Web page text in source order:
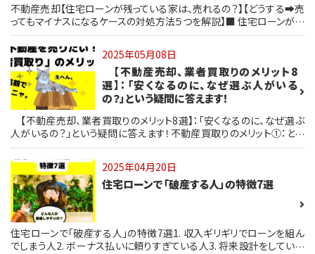
不動産売却【住宅ローンが残っている家は、売れるの？】【どうする➡売
ってもマイナスになるケースの対処方法５つを解説】■ 住宅ローンが残
っていても、不動産は売れるの？■ 不動産売却までの流れ（住宅ローン
が残っている場合）■ 住宅ローンが残っていても、売却は可能です。相
談先は現実的なプランを考えてくれる不動産会社がベスト！
2025年05月08日
【不動産売却、業者買取りのメリット8
選】：「安くなるのに、なぜ選ぶ人がいる
の？」という疑問に答えます！
【不動産売却、業者買取りのメリット8選】：「安くなるのに、なぜ選ぶ
人がいるの？」という疑問に答えます！不動産買取りのメリット①：とに
かくスピーディーに売却できる！②：何度も内覧の接客対応をしなくてO
Kなので楽！③：面倒事ゼロ！瑕疵担保責任（契約不適合）が免除される
ことも！④：仲介手数料がかからずコスト削減！⑤：周囲に知られず売却
できる！⑥：築年数が古くても売れる可能性大！⑦：居住中だけじゃな
い！維持管理の大変な空き家や相続物件の処分にも最適！⑧：荷物が
残っていても“現状のまま”売れる！「早く・確実に・手間なく」売りたい方
には、買取がおすすめです！
2025年04月20日
住宅ローンで「破産する人」の特徴7選
住宅ローンで「破産する人」の特徴7選1. 収入ギリギリでローンを組ん
でしまう人2. ボーナス払いに頼りすぎている人3. 将来設計をしていな